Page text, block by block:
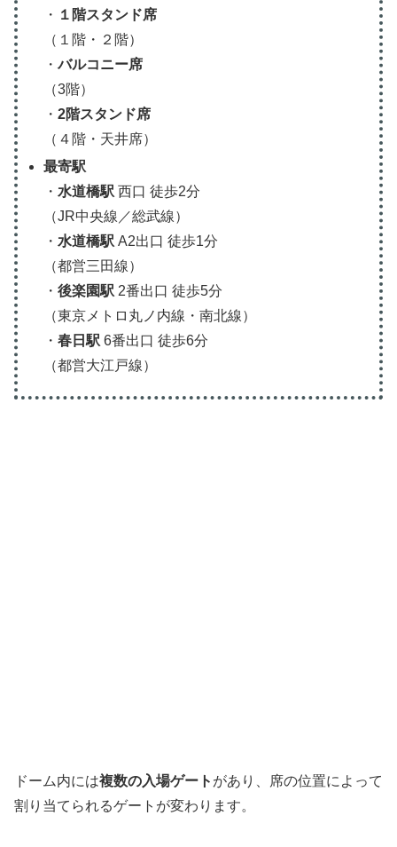
・ １階スタンド席
（１階・２階）
・バルコニー席
（3階）
・2階スタンド席
（４階・天井席）
最寄駅
・水道橋駅 西口 徒歩2分
（JR中央線／総武線）
・水道橋駅A2出口 徒歩1分
（都営三田線）
・後楽園駅 2番出口 徒歩5分
（東京メトロ丸ノ内線・南北線）
・春日駅 6番出口 徒歩6分
（都営大江戸線）
ドーム内には複数の入場ゲート があり、席の位置によって
割り当てられるゲートが変わります。